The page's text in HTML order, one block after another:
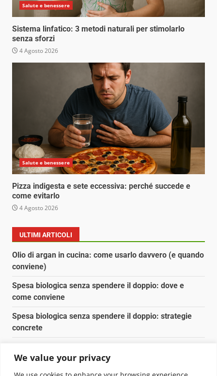
We value your privacy
Salute e benessere
Sistema linfatico: 3 metodi naturali per stimolarlo
senza sforzi
4 Agosto 2026
Salute e benessere
Pizza indigesta e sete eccessiva: perché succede e
come evitarlo
4 Agosto 2026
ULTIMI ARTICOLI
Olio di argan in cucina: come usarlo davvero (e quando
conviene)
Spesa biologica senza spendere il doppio: dove e
come conviene
Spesa biologica senza spendere il doppio: strategie
concrete
Pulizia naturale della casa: 3 ingredienti che